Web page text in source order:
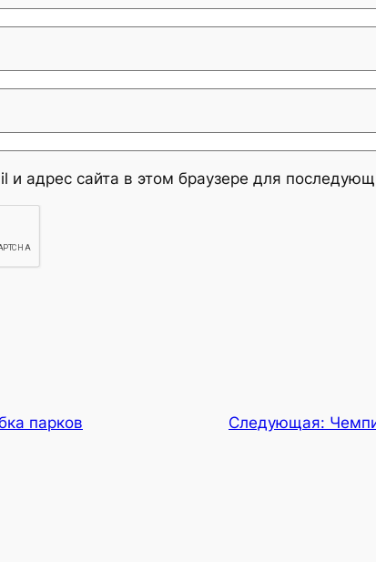
и адрес сайта в этом браузере для
парков Следующая: